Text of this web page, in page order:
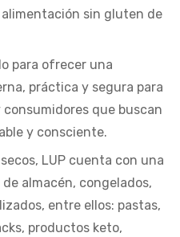
sin gluten de
para ofrecer una
práctica y segura para
que buscan
y consciente.
LUP cuenta con una
almacén, congelados,
entre ellos: pastas,
productos keto,